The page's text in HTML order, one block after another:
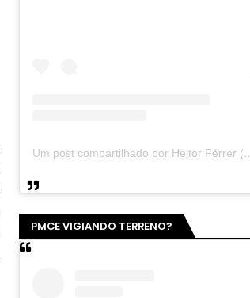
Um post compartilhado por Heitor Férrer (@heitor_ferrer77)
PMCE VIGIANDO TERRENO?